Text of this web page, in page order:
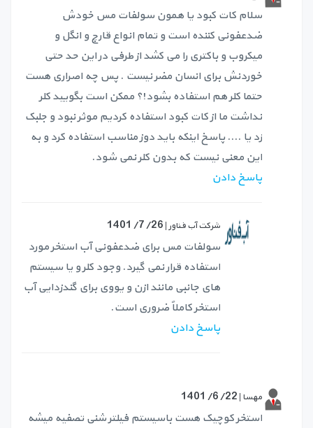
سلام کات کبود یا همون سولفات مس خودش
ضدعفونی کننده است و تمام انواع قارچ و انگل و
میکروب و باکتری را می کشد از طرفی در این حد حتی
خوردنش برای انسان مضر نیست . پس چه اصراری هست
حتما کلر هم استفاده بشود!؟ ممکن است بگویید کلر
نداشت ما از کات کبود استفاده کردیم موثر نبود و جلبک
زد یا .... پاسخ اینکه باید دوز مناسب استفاده کرد و به
این معنی نیست که بدون کلر نمی شود.
پاسخ دادن
شرکت آب فناور | 1401/7/26
سولفات مس برای ضدعفونی آب استخر مورد
استفاده قرار نمی گیرد. وجود کلر و یا سیستم
های جانبی مانند ازن و یووی برای گندزدایی آب
استخر کاملاً ضروری است.
پاسخ دادن
مهسا | 1401/6/22
استخر کوچیک هست باسیستم فیلتر شنی تصفیه میشه